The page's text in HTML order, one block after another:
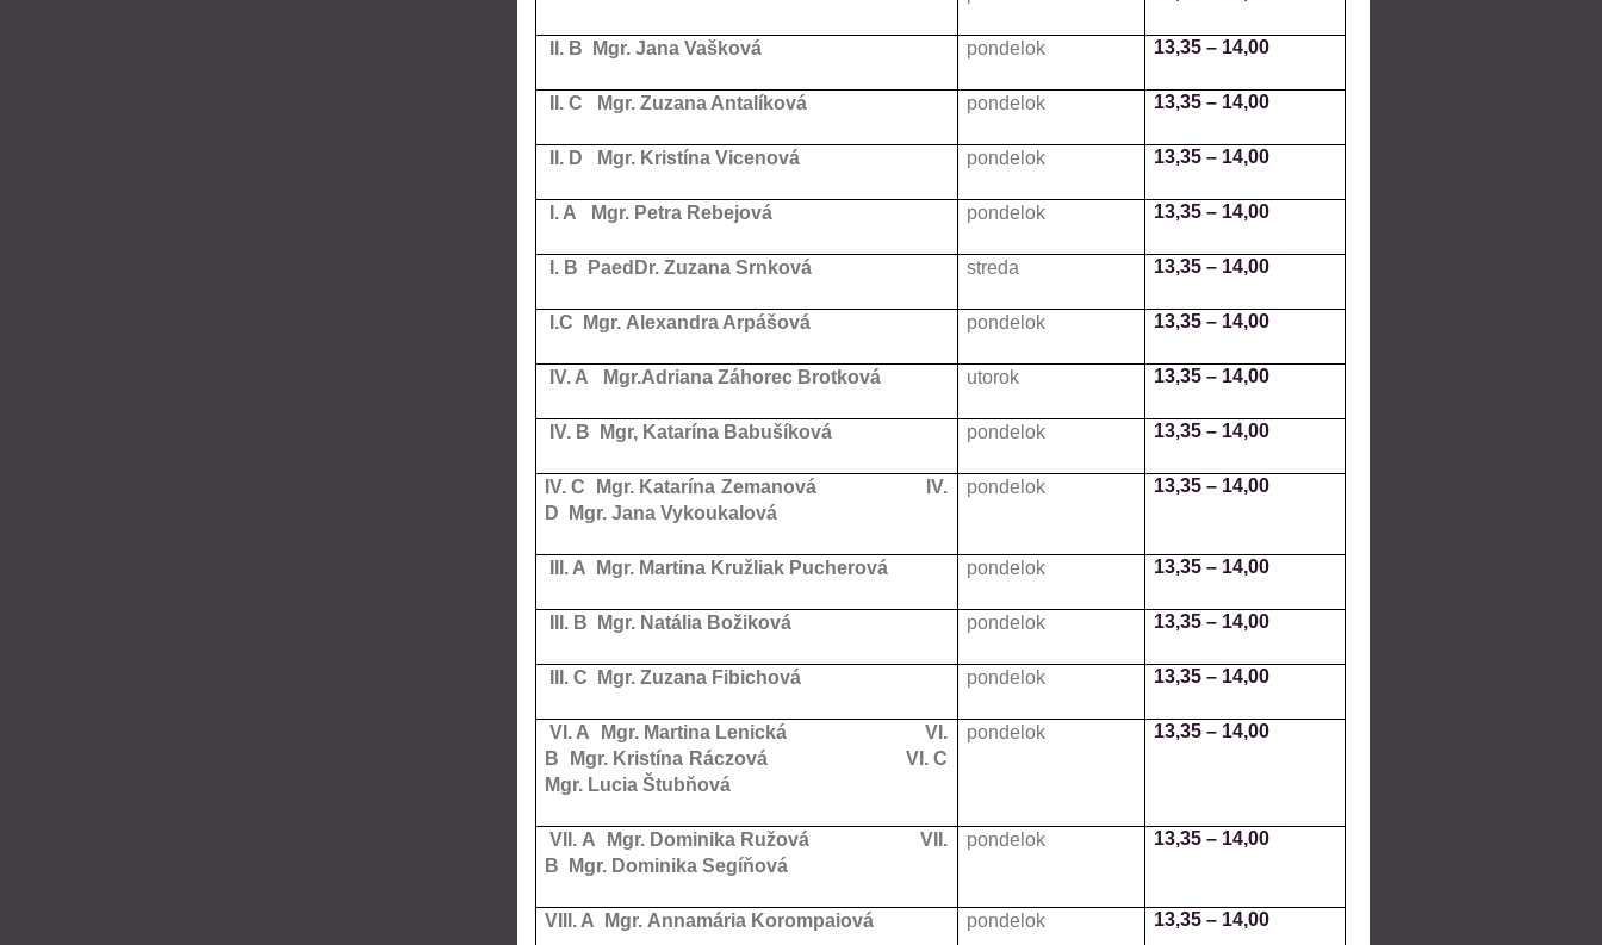
II. B Mgr. Jana Vašková pondelok 13,35 – 14,00
II. C Mgr. Zuzana Antalíková pondelok 13,35 – 14,00
II. D Mgr. Kristína Vicenová pondelok 13,35 – 14,00
I. A Mgr. Petra Rebejová pondelok 13,35 – 14,00
I. B PaedDr. Zuzana Srnková streda 13,35 – 14,00
I.C Mgr. Alexandra Arpášová pondelok 13,35 – 14,00
IV. A Mgr.Adriana Záhorec Brotková utorok 13,35 – 14,00
IV. B Mgr, Katarína Babušíková pondelok 13,35 – 14,00
IV. C Mgr. Katarína Zemanová
IV.
D Mgr. Jana Vykoukalová
pondelok 13,35 – 14,00
III. A Mgr. Martina Kružliak Pucherová pondelok 13,35 – 14,00
III. B Mgr. Natália Božiková pondelok 13,35 – 14,00
III. C Mgr. Zuzana Fibichová pondelok 13,35 – 14,00
VI. A Mgr. Martina Lenická VI.
B Mgr. Kristína Ráczová VI. C
Mgr. Lucia Štubňová
pondelok 13,35 – 14,00
VII. A Mgr. Dominika Ružová VII.
B Mgr. Dominika Segíňová
pondelok 13,35 – 14,00
VIII. A Mgr. Annamária Korompaiová pondelok 13,35 – 14,00